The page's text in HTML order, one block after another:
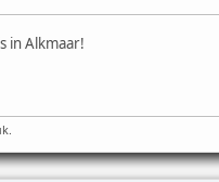
in Alkmaar!